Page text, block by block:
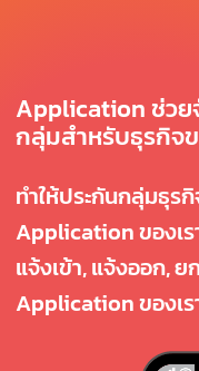
Application ช่วย
กลุ่มสำหรับธุรกิ
ทำให้ประกันกลุ่มธุร
Application ของเร
แจ้งเข้า, แจ้งออก,
Application ของเร